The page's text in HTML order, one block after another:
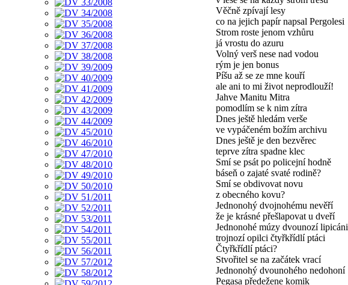
Věčně zpívají lesy
co na jejich papír napsal Pergolesi
Strom roste jenom vzhůru
já vrostu do azuru
Volný verš nese nad vodou
rým je jen bonus
Píšu až se ze mne kouří
ale ani to mi život neprodlouží!
Jahve Manitu Mitra
pomodlím se k nim zítra
Dnes ještě hledám verše
ve vypáčeném božím archivu
Dnes ještě je den bezvěrec
teprve zítra spadne klec
Smí se psát po policejní hodně
báseň o zajaté svaté rodině?
Smí se obdivovat novu
z obecného kovu?
Jednonohý dvojnohému nevěří
že je krásné přešlapovat u dveří
Jednonohé múzy dvounozí lipicáni
trojnozí opilci čtyřkřídlí ptáci
Čtyřkřídlí ptáci?
Stvořitel se na začátek vrací
Jednonohý dvounohého nedohoní
Pegasa předežene komik